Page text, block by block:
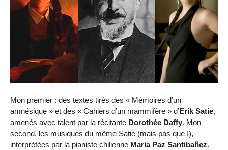
Mon premier : des textes tirés des « Mémoires d’un
amnésique » et des « Cahiers d’un mammifère » d’Erik Satie,
amenés avec talent par la récitante Dorothée Daffy. Mon
second, les musiques du même Satie (mais pas que !),
interprétées par la pianiste chilienne Maria Paz Santibañez.